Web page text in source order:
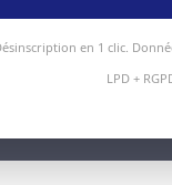
en 1 clic.
LPD +